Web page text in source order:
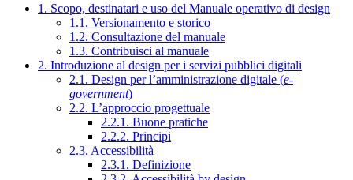
1. Scopo, destinatari e uso del Manuale operativo di design
1.1. Versionamento e storico
1.2. Consultazione del manuale
1.3. Contribuisci al manuale
2. Introduzione al design per i servizi pubblici digitali
2.1. Design per l’amministrazione digitale (e-
government)
2.2. L’approccio progettuale
2.2.1. Buone pratiche
2.2.2. Principi
2.3. Accessibilità
2.3.1. Definizione